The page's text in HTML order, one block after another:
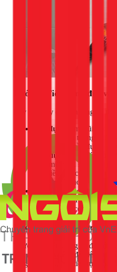
Bước 3: Tiến hành đục và
Bây giờ, hãy chuyển sang kỹ
Góc đục:
Cầm mũi đục
độ so với mặt tường,
của khu vực cần đục.
Lực đục:
Dùng búa gõ
đuôi mũi đục. Đừng cố
lần, điều này có thể làm
mong muốn hoặc gây
Đục từng lớp
ra các cạnh đã đánh dấu.
ra khỏi lỗ để có không
Bước 4: Kiểm tra, hoàn
Thường xuyên dừng lại để ướm
ống nước...) vào lỗ để kiểm tra
rộng hoặc sâu, hãy tiếp tục đục